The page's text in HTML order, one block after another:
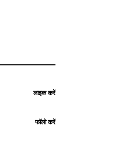
लाइक करें
फॉलो करें